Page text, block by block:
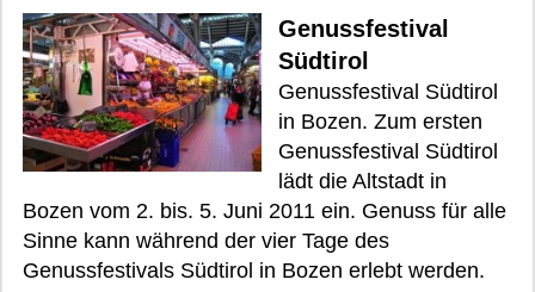
Genussfestival
Südtirol
Genussfestival Südtirol
in Bozen. Zum ersten
Genussfestival Südtirol
lädt die Altstadt in
Bozen vom 2. bis. 5. Juni 2011 ein. Genuss für alle
Sinne kann während der vier Tage des
Genussfestivals Südtirol in Bozen erlebt werden.